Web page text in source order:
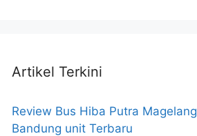
Artikel Terkini
Review Bus Hiba Putra Magelang
Bandung unit Terbaru